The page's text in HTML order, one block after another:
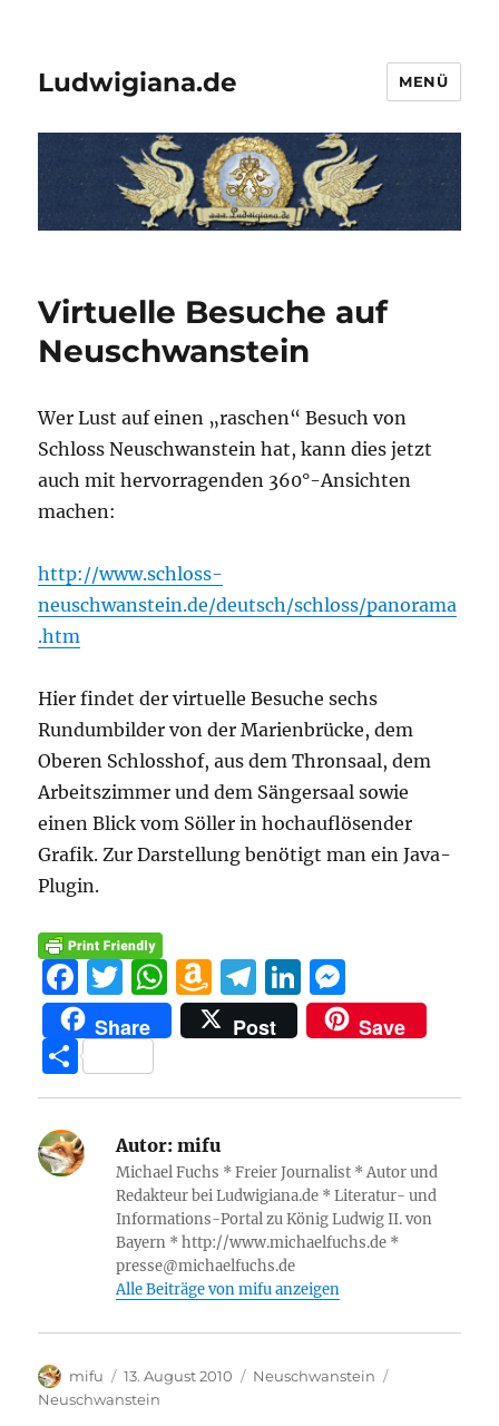
Ludwigiana.de MENÜ
Virtuelle Besuche auf
Neuschwanstein
Wer Lust auf einen „raschen“ Besuch von
Schloss Neuschwanstein hat, kann dies jetzt
auch mit hervorragenden 360°-Ansichten
machen:
http://www.schloss-
neuschwanstein.de/deutsch/schloss/panorama
.htm
Hier findet der virtuelle Besuche sechs
Rundumbilder von der Marienbrücke, dem
Oberen Schlosshof, aus dem Thronsaal, dem
Arbeitszimmer und dem Sängersaal sowie
einen Blick vom Söller in hochauflösender
Grafik. Zur Darstellung benötigt man ein Java-
Plugin.
F
a
c
e
o
T
w
it
te
W
h
at
p
p
A
m
a
n
W
is
h
Li
st
T
el
e
a
m
Li
n
k
n
e
ss
g
er
Share Post Save
T
ei
le
n
Autor: mifu
Michael Fuchs * Freier Journalist * Autor und
Redakteur bei Ludwigiana.de * Literatur- und
Informations-Portal zu König Ludwig II. von
Bayern * http://www.michaelfuchs.de *
presse@michaelfuchs.de
Alle Beiträge von mifu anzeigen
Autor
mifu
Veröffentlicht
am
13. August 2010 Kategorien
Neuschwanstein
Neuschwanstein